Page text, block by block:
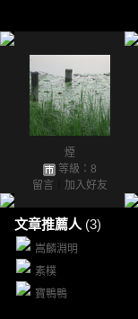
煙
等級：8
留言
加入好友
文章推薦人 (3)
嵩麟淵明
素樸
寶鴨鴨